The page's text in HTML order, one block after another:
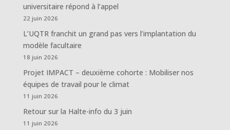
universitaire répond à l’appel
22 juin 2026
L’UQTR franchit un grand pas vers l’implantation du
modèle facultaire
18 juin 2026
Projet IMPACT – deuxième cohorte : Mobiliser nos
équipes de travail pour le climat
11 juin 2026
Retour sur la Halte-info du 3 juin
11 juin 2026